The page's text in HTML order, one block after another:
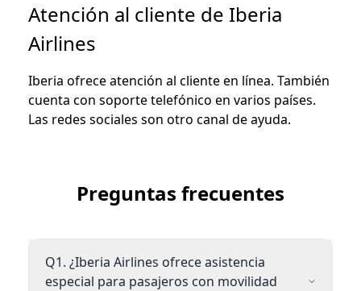
Atención al cliente de Iberia
Airlines
Iberia ofrece atención al cliente en línea. También
cuenta con soporte telefónico en varios países.
Las redes sociales son otro canal de ayuda.
Preguntas frecuentes
Q1. ¿Iberia Airlines ofrece asistencia
especial para pasajeros con movilidad